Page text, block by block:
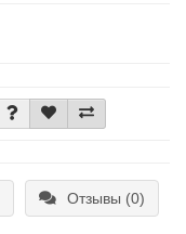
Отзывы (0)